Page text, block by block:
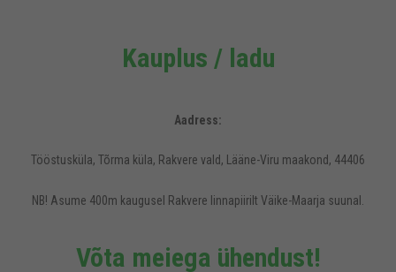
Kauplus / ladu
Aadress:
Tööstusküla, Tõrma küla, Rakvere vald, Lääne-Viru maakond, 44406
NB! Asume 400m kaugusel Rakvere linnapiirilt Väike-Maarja suunal.
Võta meiega ühendust!